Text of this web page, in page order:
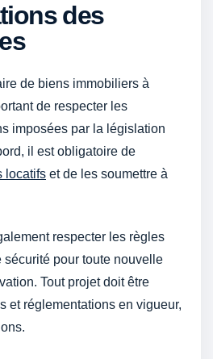
des
de biens immobiliers à
de respecter les
imposées par la législation
il est obligatoire de
locatifs et de les soumettre à
respecter les règles
sécurité pour toute nouvelle
Tout projet doit être
et réglementations en vigueur,